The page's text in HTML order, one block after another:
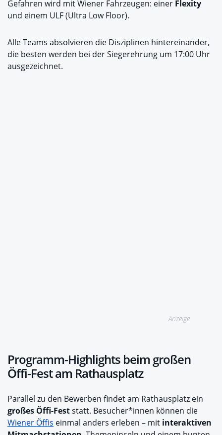
Gefahren wird mit Wiener Fahrzeugen: einer Flexity
und einem ULF (Ultra Low Floor).
Alle Teams absolvieren die Disziplinen hintereinander,
die besten werden bei der Siegerehrung um 17:00 Uhr
ausgezeichnet.
Anzeige
Programm-Highlights beim großen
Öffi-Fest am Rathausplatz
Parallel zu den Bewerben findet am Rathausplatz ein
großes Öffi-Feststatt. Besucher*innen können die
Wiener Öffis einmal anders erleben – mit interaktiven